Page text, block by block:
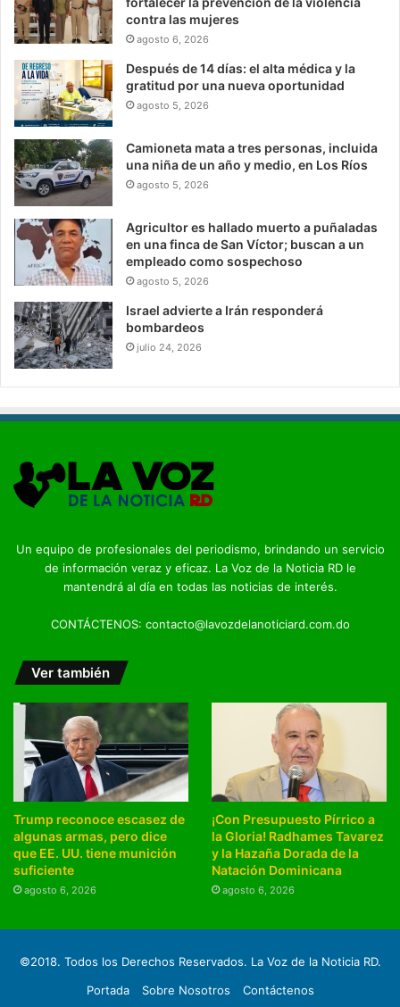
contra las mujeres
agosto 6, 2026
Después de 14 días: el alta médica y la
gratitud por una nueva oportunidad
agosto 5, 2026
Camioneta mata a tres personas, incluida
una niña de un año y medio, en Los Ríos
agosto 5, 2026
Agricultor es hallado muerto a puñaladas
en una finca de San Víctor; buscan a un
empleado como sospechoso
agosto 5, 2026
Israel advierte a Irán responderá
bombardeos
julio 24, 2026
Un equipo de profesionales del periodismo, brindando un servicio
de información veraz y eficaz. La Voz de la Noticia RD le
mantendrá al día en todas las noticias de interés.
CONTÁCTENOS: contacto@lavozdelanoticiard.com.do
Ver también
Trump reconoce escasez de
algunas armas, pero dice
que EE. UU. tiene munición
suficiente
agosto 6, 2026
¡Con Presupuesto Pírrico a
la Gloria! Radhames Tavarez
y la Hazaña Dorada de la
Natación Dominicana
agosto 6, 2026
©2018. Todos los Derechos Reservados. La Voz de la Noticia RD.
Portada
Sobre Nosotros Contáctenos